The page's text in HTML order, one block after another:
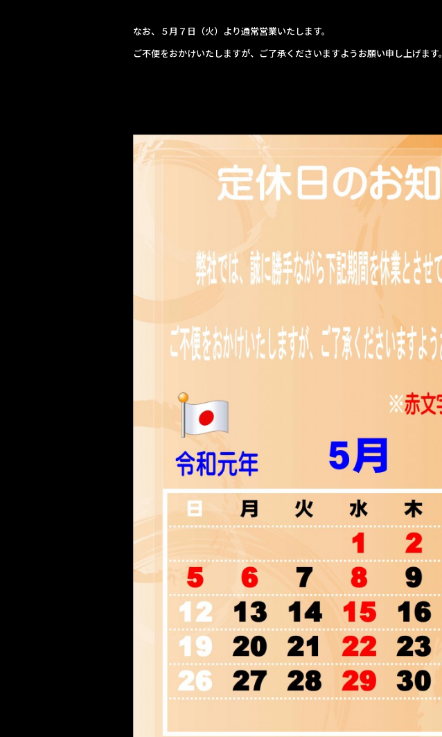
なお、５月７日（火）より通常営業いたします。
ご不便をおかけいたしますが、ご了承くださいますようお願い申し上げます。